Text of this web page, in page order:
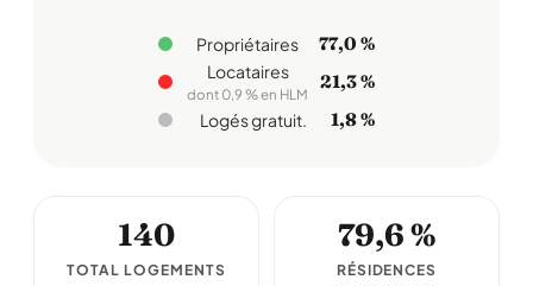
Propriétaires 77,0 %
Locataires
dont 0,9 % en HLM
21,3 %
Logés gratuit. 1,8 %
140
TOTAL LOGEMENTS
79,6 %
RÉSIDENCES